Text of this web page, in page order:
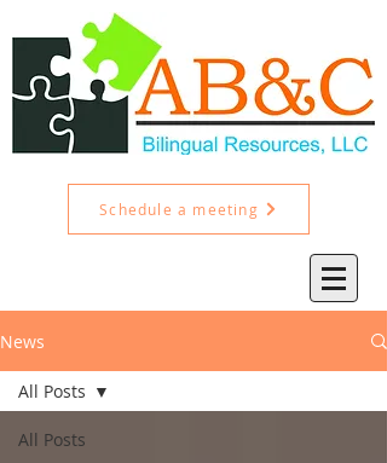
Schedule a meeting
News
All Posts
All Posts